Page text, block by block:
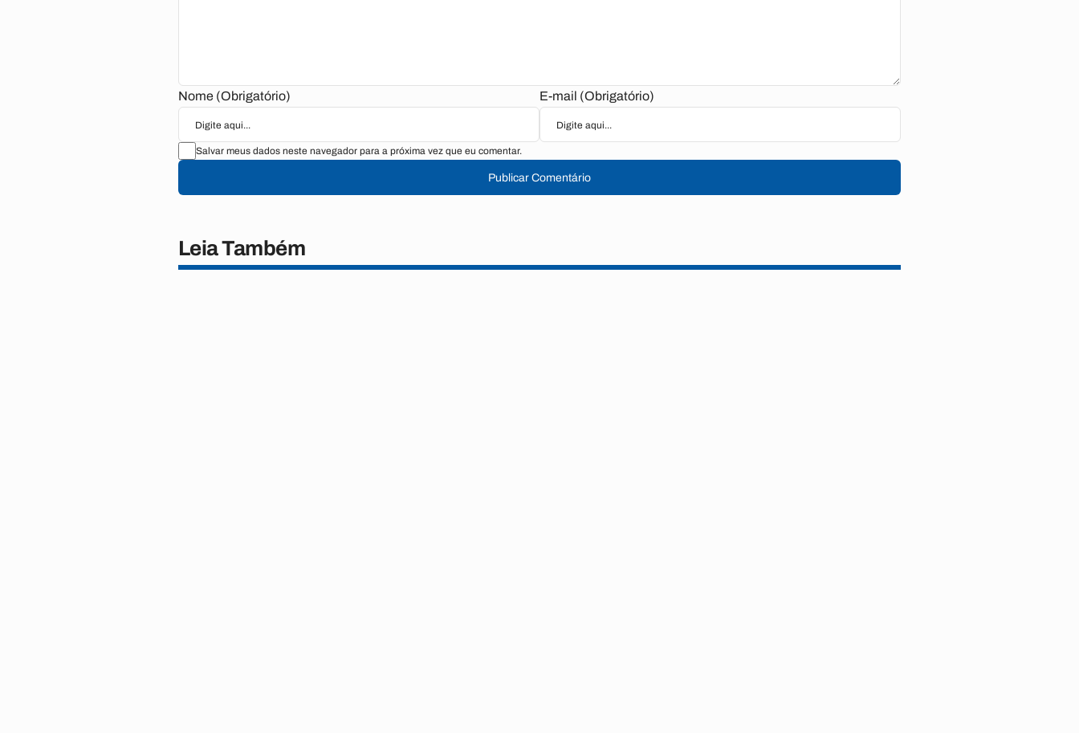
Nome (Obrigatório) E-mail (Obrigatório)
Salvar meus dados neste navegador para a próxima vez que eu comentar.
Publicar Comentário
Leia Também